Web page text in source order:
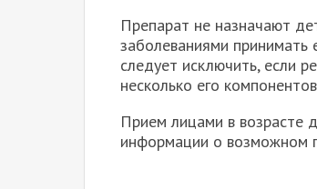
Препарат не назначают
заболеваниями принимать
следует исключить, если
несколько его компонентов
Прием лицами в возрасте
информации о возможном